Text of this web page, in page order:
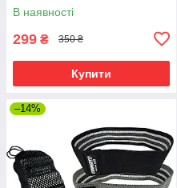
В наявності
299 ₴ 350 ₴
Купити
–14%